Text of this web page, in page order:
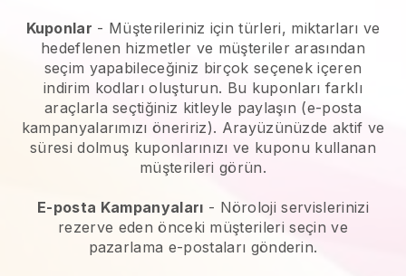
Kuponlar - Müşterileriniz için türleri, miktarları ve
hedeflenen hizmetler ve müşteriler arasından
seçim yapabileceğiniz birçok seçenek içeren
indirim kodları oluşturun. Bu kuponları farklı
araçlarla seçtiğiniz kitleyle paylaşın (e-posta
kampanyalarımızı öneririz). Arayüzünüzde aktif ve
süresi dolmuş kuponlarınızı ve kuponu kullanan
müşterileri görün.
E-posta Kampanyaları - Nöroloji servislerinizi
rezerve eden önceki müşterileri seçin ve
pazarlama e-postaları gönderin.